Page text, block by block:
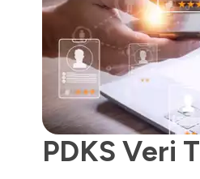
PDKS Veri